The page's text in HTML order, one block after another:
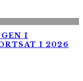
I
I 2026